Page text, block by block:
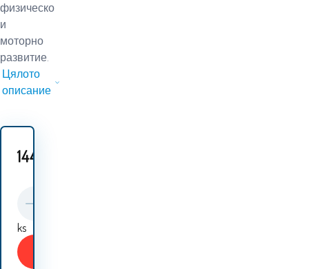
физическо
и
моторно
развитие.
Цялото
описание
144.60
ks